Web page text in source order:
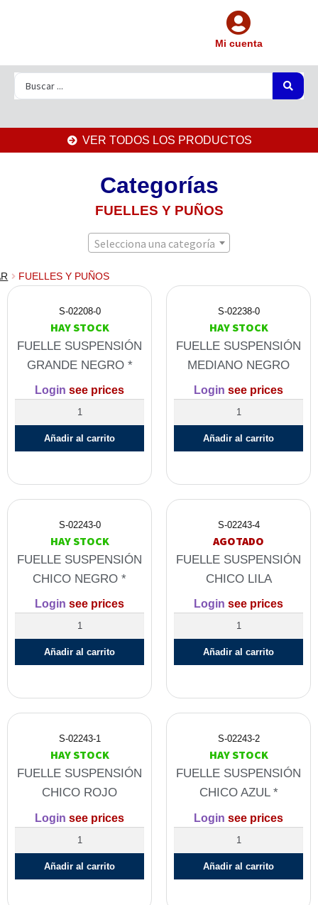
Mi cuenta
VER TODOS LOS PRODUCTOS
Categorías
FUELLES Y PUÑOS
Selecciona una categoría
FUELLES Y PUÑOS
S-02208-0
HAY STOCK
FUELLE SUSPENSIÓN
GRANDE NEGRO *
Login see prices
Añadir al carrito
S-02238-0
HAY STOCK
FUELLE SUSPENSIÓN
MEDIANO NEGRO
Login see prices
Añadir al carrito
S-02243-0
HAY STOCK
FUELLE SUSPENSIÓN
CHICO NEGRO *
Login see prices
Añadir al carrito
S-02243-4
AGOTADO
FUELLE SUSPENSIÓN
CHICO LILA
Login see prices
Añadir al carrito
S-02243-1
HAY STOCK
FUELLE SUSPENSIÓN
CHICO ROJO
Login see prices
Añadir al carrito
S-02243-2
HAY STOCK
FUELLE SUSPENSIÓN
CHICO AZUL *
Login see prices
Añadir al carrito